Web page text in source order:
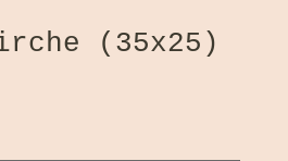
(35x25)